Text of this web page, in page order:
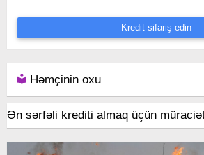
Kredit sifariş edin
Həmçinin oxu
Ən sərfəli krediti almaq üçün